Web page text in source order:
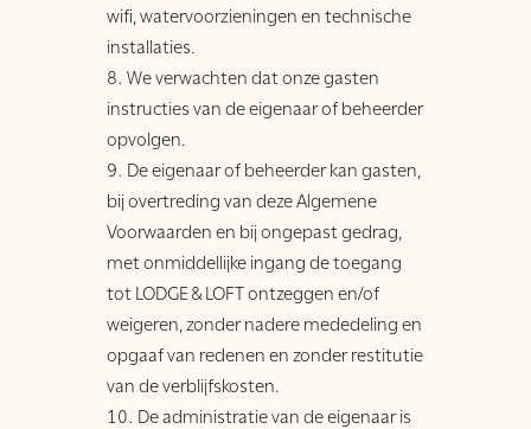
wifi, watervoorzieningen en technische
installaties.
We verwachten dat onze gasten
instructies van de eigenaar of beheerder
opvolgen.
De eigenaar of beheerder kan gasten,
bij overtreding van deze Algemene
Voorwaarden en bij ongepast gedrag,
met onmiddellijke ingang de toegang
tot LODGE & LOFT ontzeggen en/of
weigeren, zonder nadere mededeling en
opgaaf van redenen en zonder restitutie
van de verblijfskosten.
De administratie van de eigenaar is